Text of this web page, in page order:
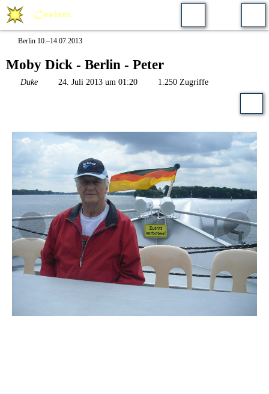
Berlin 10.–14.07.2013
Moby Dick - Berlin - Peter
Duke 24. Juli 2013 um 01:20 1.250 Zugriffe